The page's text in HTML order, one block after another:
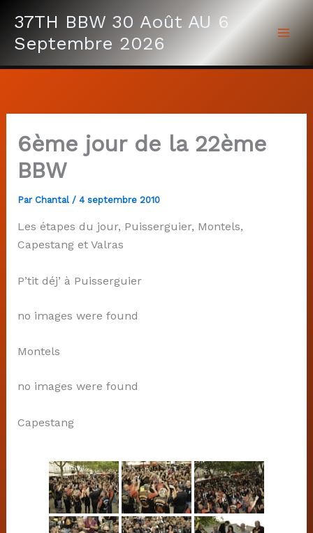
contenu
37TH BBW 30 Août AU 6
Septembre 2026
6ème jour de la 22ème
BBW
Par Chantal / 4 septembre 2010
Les étapes du jour, Puisserguier, Montels,
Capestang et Valras
P’tit déj’ à Puisserguier
no images were found
Montels
no images were found
Capestang